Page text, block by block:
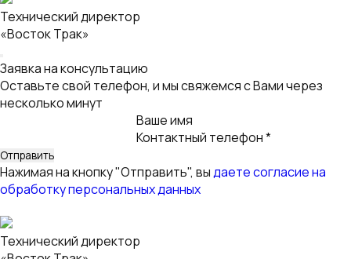
Контактный телефон *
Нажимая на кнопку "Отправить", вы
обработку персональных данных
Киселев Александр
Директор отдела продаж
Заявка на лизинг
Оставьте свой телефон, и мы свяжемся с Вами
Ваше имя
Email